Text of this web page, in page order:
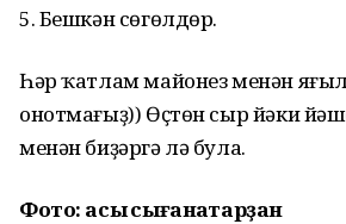
5. Бешкән сөгөлдөр.
Һәр ҡатлам майонез менән
онотмағыҙ)) Өҫтөн сыр йәки
менән биҙәргә лә була.
Фото: асыҡ сығанаҡтарҙан